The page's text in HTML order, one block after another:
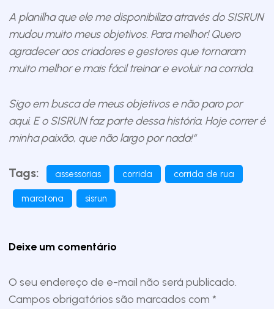
A planilha que ele me disponibiliza através do SISRUN
mudou muito meus objetivos. Para melhor! Quero
agradecer aos criadores e gestores que tornaram
muito melhor e mais fácil treinar e evoluir na corrida.
Sigo em busca de meus objetivos e não paro por
aqui. E o SISRUN faz parte dessa história. Hoje correr é
minha paixão, que não largo por nada!“
Tags: assessorias corrida corrida de rua
maratona sisrun
Deixe um comentário
O seu endereço de e-mail não será publicado.
Campos obrigatórios são marcados com *